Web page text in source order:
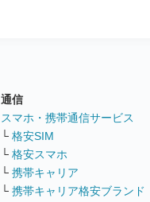
通信
スマホ・携帯通信サービス
└ 格安SIM
└ 格安スマホ
└ 携帯キャリア
└ 携帯キャリア格安ブランド